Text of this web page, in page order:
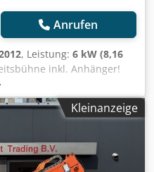
Anrufen
, Leistung: 6 kW (8,16
inkl. Anhänger!
Arbeitshöhe & bis zu 11m
Neue Batterie Bj. 2012
Bilder folgen!
Djdjzdazujpfx
Kleinanzeige